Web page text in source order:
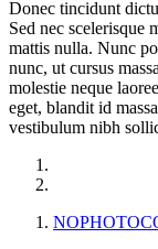
Donec tincidunt
Sed nec scelerisque
mattis nulla. Nunc
nunc, ut cursus
molestie neque
eget, blandit id
vestibulum nibh